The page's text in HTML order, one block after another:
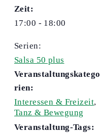
Zeit:
17:00 - 18:00
Serien:
Salsa 50 plus
Veranstaltungskatego
rien:
Interessen & Freizeit,
Tanz & Bewegung
Veranstaltung-Tags: